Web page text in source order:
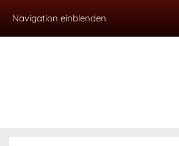
Navigation einblenden